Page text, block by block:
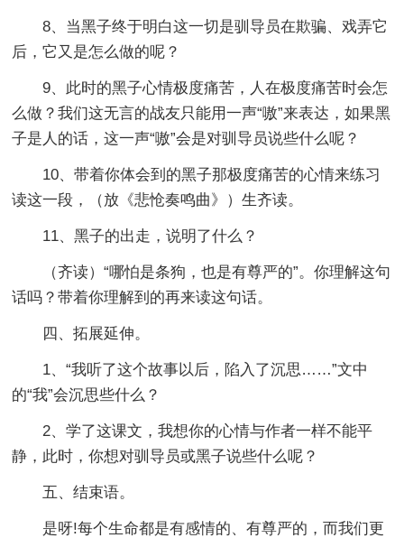
8、当黑子终于明白这一切是驯导员在欺骗、戏弄它
后，它又是怎么做的呢？
9、此时的黑子心情极度痛苦，人在极度痛苦时会怎
么做？我们这无言的战友只能用一声“嗷”来表达，如果黑
子是人的话，这一声“嗷”会是对驯导员说些什么呢？
10、带着你体会到的黑子那极度痛苦的心情来练习
读这一段，（放《悲怆奏鸣曲》）生齐读。
11、黑子的出走，说明了什么？
（齐读）“哪怕是条狗，也是有尊严的”。你理解这句
话吗？带着你理解到的再来读这句话。
四、拓展延伸。
1、“我听了这个故事以后，陷入了沉思……”文中
的“我”会沉思些什么？
2、学了这课文，我想你的心情与作者一样不能平
静，此时，你想对驯导员或黑子说些什么呢？
五、结束语。
是呀!每个生命都是有感情的、有尊严的，而我们更